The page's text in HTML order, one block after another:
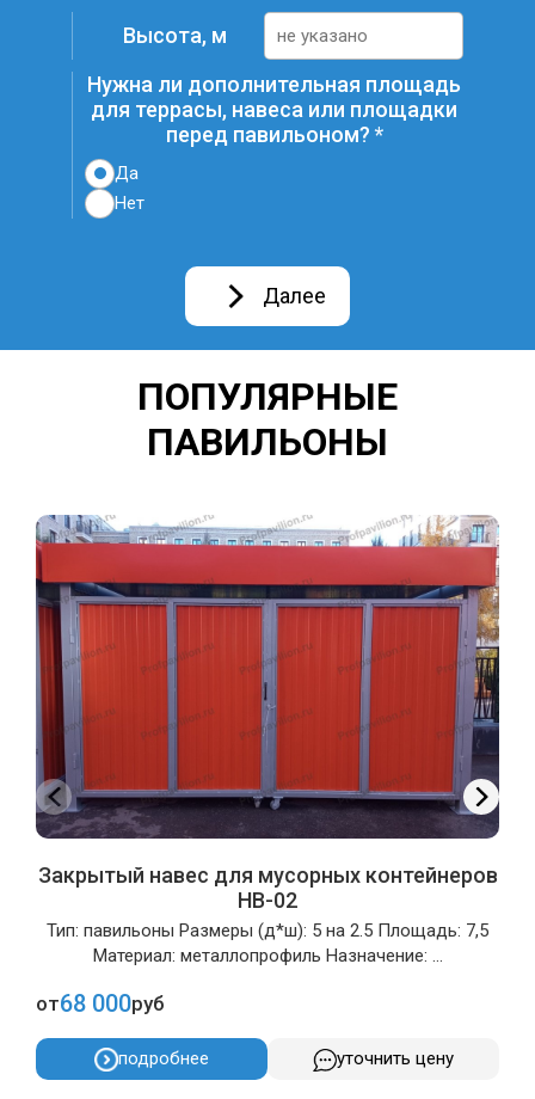
Высота, м
Нужна ли дополнительная площадь
для террасы, навеса или площадки
перед павильоном?
Да
Нет
Далее
ПОПУЛЯРНЫЕ
ПАВИЛЬОНЫ
Закрытый навес для мусорных контейнеров
НВ-02
Тип: павильоны Размеры (д*ш): 5 на 2.5 Площадь: 7,5
Материал: металлопрофиль Назначение: ...
от68 000руб
подробнее уточнить цену